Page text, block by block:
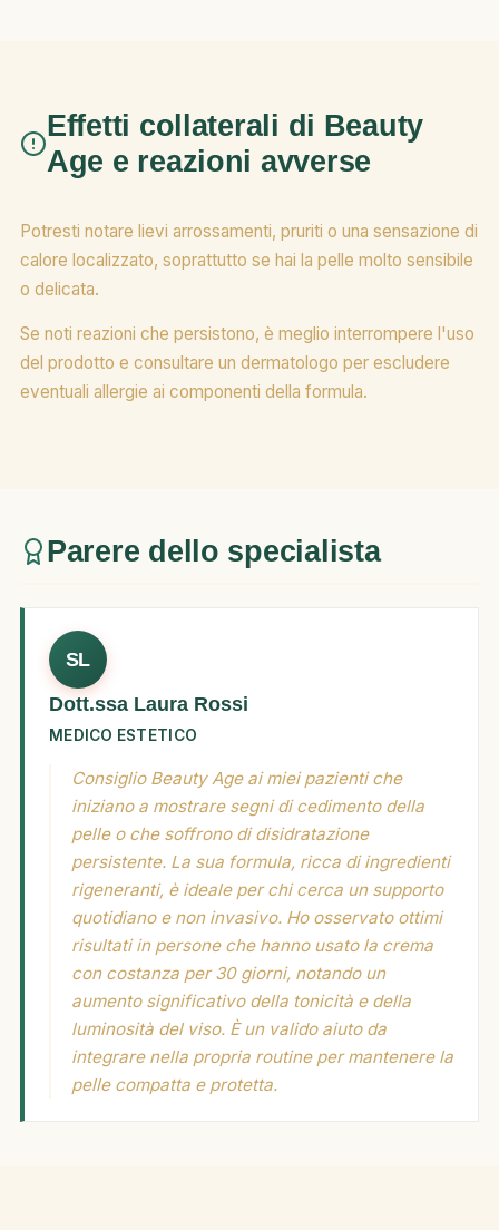
Effetti collaterali di Beauty
Age e reazioni avverse
Potresti notare lievi arrossamenti, pruriti o una sensazione di
calore localizzato, soprattutto se hai la pelle molto sensibile
o delicata.
Se noti reazioni che persistono, è meglio interrompere l'uso
del prodotto e consultare un dermatologo per escludere
eventuali allergie ai componenti della formula.
Parere dello specialista
SL
Dott.ssa Laura Rossi
MEDICO ESTETICO
Consiglio Beauty Age ai miei pazienti che
iniziano a mostrare segni di cedimento della
pelle o che soffrono di disidratazione
persistente. La sua formula, ricca di ingredienti
rigeneranti, è ideale per chi cerca un supporto
quotidiano e non invasivo. Ho osservato ottimi
risultati in persone che hanno usato la crema
con costanza per 30 giorni, notando un
aumento significativo della tonicità e della
luminosità del viso. È un valido aiuto da
integrare nella propria routine per mantenere la
pelle compatta e protetta.